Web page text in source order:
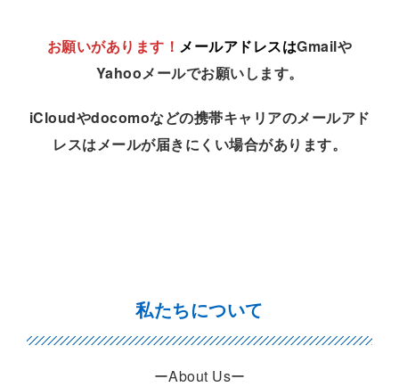
お願いがあります！ メールアドレスはGmailや
Yahooメールでお願いします。
iCloudやdocomoなどの携帯キャリアのメールアド
レスはメールが届きにくい場合があります。
私たちについて
ーAbout Usー